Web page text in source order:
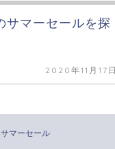
サマーセールを探
2020年11月17
マーセール